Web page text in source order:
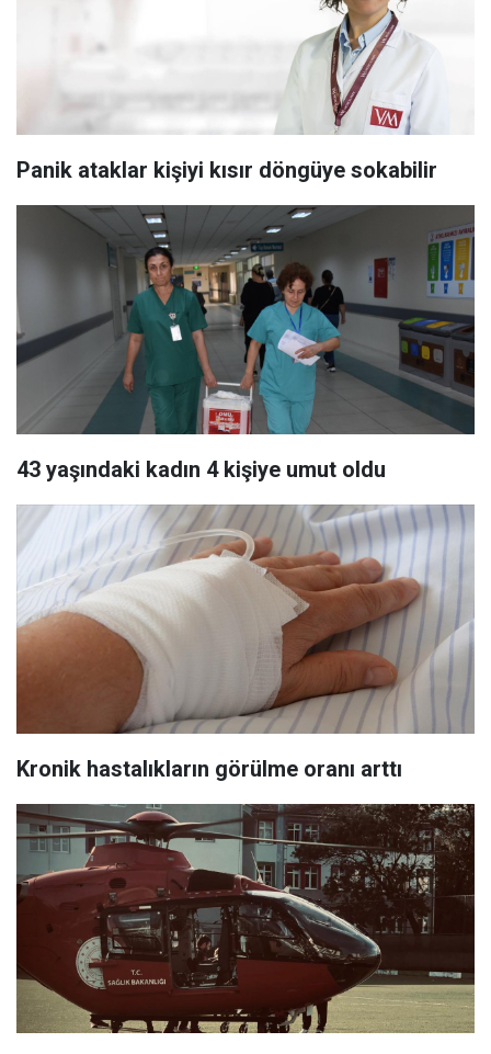
Panik ataklar kişiyi kısır döngüye sokabilir
43 yaşındaki kadın 4 kişiye umut oldu
Kronik hastalıkların görülme oranı arttı